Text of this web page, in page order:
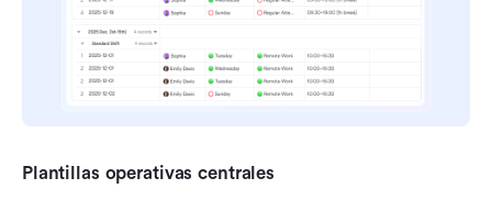
Plantillas operativas centrales